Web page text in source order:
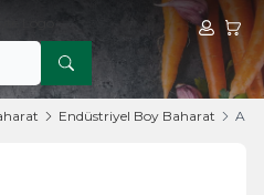
Hesabım
Endüstriyel Boy Baharat